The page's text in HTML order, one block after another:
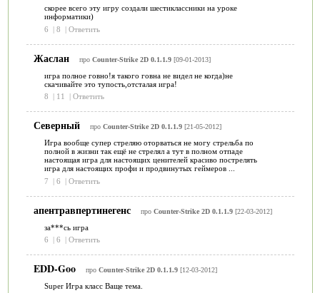
скорее всего эту игру создали шестиклассники на уроке
информатики)
6
| 8 | Ответить
Жаслан про Counter-Strike 2D 0.1.1.9[09-01-2013]
игра полное говно!я такого говна не видел не когда)не
скачивайте это тупость,отсталая игра!
8
| 11 | Ответить
Северный про Counter-Strike 2D 0.1.1.9[21-05-2012]
Игра вообще супер стреляю оторваться не могу стрельба по
полной в жизни так ещё не стрелял а тут в полном отпаде
настоящая игра для настоящих ценителей красиво пострелять
игра для настоящих профи и продвинутых геймеров ...
7
| 6 | Ответить
апентравпертинегенс про Counter-Strike 2D 0.1.1.9[22-03-2012]
за***сь игра
6
| 6 | Ответить
EDD-Goo про Counter-Strike 2D 0.1.1.9[12-03-2012]
Super Игра класс Ваще тема.